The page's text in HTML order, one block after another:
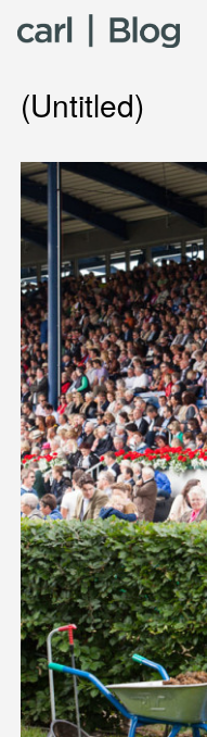
Skip to content
(Untitled)